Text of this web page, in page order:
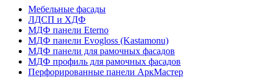
Мебельные фасады
ЛДСП и ХДФ
МДФ панели Eterno
МДФ панели Evogloss (Kastamonu)
МДФ панели для рамочных фасадов
МДФ профиль для рамочных фасадов
Перфорированные панели АркМастер